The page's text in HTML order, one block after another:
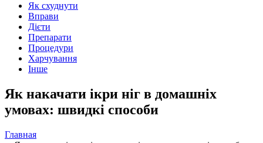
Як схуднути
Вправи
Дієти
Препарати
Процедури
Харчування
Інше
Як накачати ікри ніг в домашніх
умовах: швидкі способи
Главная